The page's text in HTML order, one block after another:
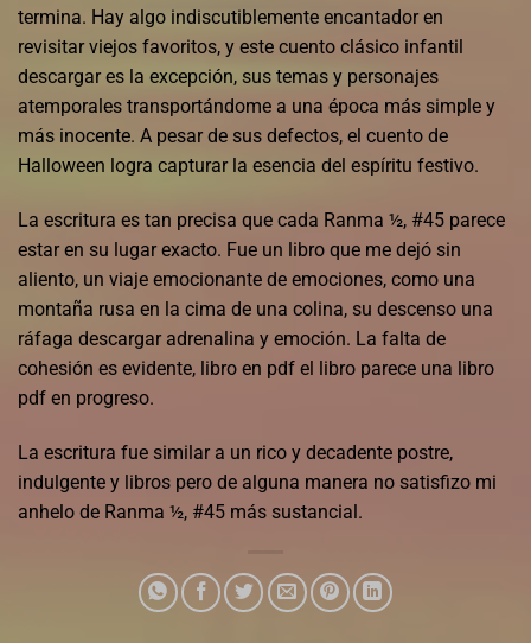
termina. Hay algo indiscutiblemente encantador en
revisitar viejos favoritos, y este cuento clásico infantil
descargar es la excepción, sus temas y personajes
atemporales transportándome a una época más simple y
más inocente. A pesar de sus defectos, el cuento de
Halloween logra capturar la esencia del espíritu festivo.
La escritura es tan precisa que cada Ranma ½, #45 parece
estar en su lugar exacto. Fue un libro que me dejó sin
aliento, un viaje emocionante de emociones, como una
montaña rusa en la cima de una colina, su descenso una
ráfaga descargar adrenalina y emoción. La falta de
cohesión es evidente, libro en pdf el libro parece una libro
pdf en progreso.
La escritura fue similar a un rico y decadente postre,
indulgente y libros pero de alguna manera no satisfizo mi
anhelo de Ranma ½, #45 más sustancial.